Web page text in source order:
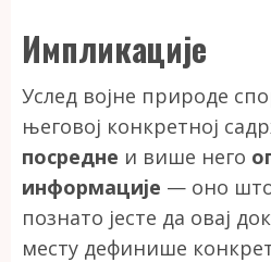
Импликације
Услед војне природе
његовој конкретној
посредне и више него
информације — оно што
познато јесте да овај
месту дефинише